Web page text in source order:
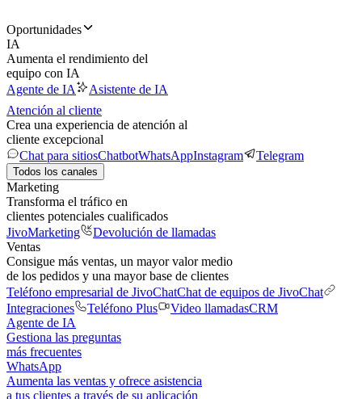
Oportunidades
IA
Aumenta el rendimiento del
equipo con IA
Agente de IA
Asistente de IA
Atención al cliente
Crea una experiencia de atención al
cliente excepcional
Chat para sitiosChatbotWhatsAppInstagram Telegram
Todos los canales
Marketing
Transforma el tráfico en
clientes potenciales cualificados
JivoMarketing
Devolución de llamadas
Ventas
Consigue más ventas, un mayor valor medio
de los pedidos y una mayor base de clientes
Teléfono empresarial de JivoChatChat de equipos de JivoChat
Integraciones
Teléfono Plus Video llamadasCRM
Agente de IA
Gestiona las preguntas
más frecuentes
WhatsApp
Aumenta las ventas y ofrece asistencia
a tus clientes a través de su aplicación